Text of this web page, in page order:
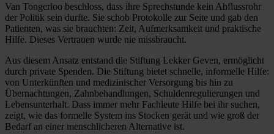
Van Tongerloo beschloss, dass ihre Sprechstunde kein Abflussrohr
der Politik sein durfte. Sie schob Protokolle zur Seite und gab den
Patienten, was sie brauchten: Zeit, Aufmerksamkeit und praktische
Hilfe. Dieses Vertrauen wurde nie missbraucht.
Aus diesem Ansatz entstand die Stiftung Lekker Geven, ermöglicht
durch private Spenden. Die Stiftung bietet schnelle, informelle Hilfe:
von Unterkünften und medizinischer Versorgung bis hin zu
Übernachtungen, Zahnbehandlungen, Schuldenregulierungen und
Lebensunterhalt. Dass immer mehr Fachleute Hilfe bei ihr suchen,
zeigt, wie das formelle System ins Stocken gerät und wie groß der
Bedarf an einer menschlicheren Alternative ist.